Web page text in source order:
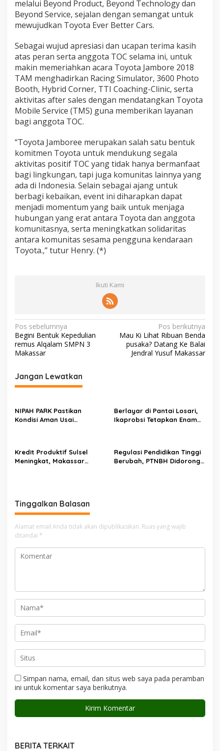
melalui Beyond Product, Beyond Technology dan
Beyond Service, sejalan dengan semangat untuk
mewujudkan Toyota Ever Better Cars.
Sebagai wujud apresiasi dan ucapan terima kasih
atas peran serta anggota TOC selama ini, untuk
makin memeriahkan acara Toyota Jambore 2018
TAM menghadirkan Racing Simulator, 3600 Photo
Booth, Hybrid Corner, TTI Coaching-Clinic, serta
aktivitas after sales dengan mendatangkan Toyota
Mobile Service (TMS) guna memberikan layanan
bagi anggota TOC.
“Toyota Jamboree merupakan salah satu bentuk
komitmen Toyota untuk mendukung segala
aktivitas positif TOC yang tidak hanya bermanfaat
bagi lingkungan, tapi juga komunitas lainnya yang
ada di Indonesia. Selain sebagai ajang untuk
berbagi kebaikan, event ini diharapkan dapat
menjadi momentum yang baik untuk menjaga
hubungan yang erat antara Toyota dan anggota
komunitasnya, serta meningkatkan solidaritas
antara komunitas sesama pengguna kendaraan
Toyota.,” tutur Henry. (*)
Ikuti Kami
N
a
v
i
g
s
i
o
s
Pos sebelumnya
Begini Bentuk Kepedulian
remus Alqalam SMPN 3
Makassar
Pos berikutnya
Mau Ki Lihat Ribuan Benda
pusaka? Datang Ke Balai
Jendral Yusuf Makassar
Jangan Lewatkan
NIPAH PARK Pastikan
Kondisi Aman Usai
Berlayar di Pantai Losari,
Ikaprobsi Tetapkan Enam
Kredit Produktif Sulsel
Meningkat, Makassar
Regulasi Pendidikan Tinggi
Berubah, PTNBH Didorong
Tinggalkan Balasan
Alamat email Anda tidak akan dipublikasikan. Ruas yang wajib
ditandai *
Simpan nama, email, dan situs web saya pada peramban
ini untuk komentar saya berikutnya.
BERITA TERKAIT